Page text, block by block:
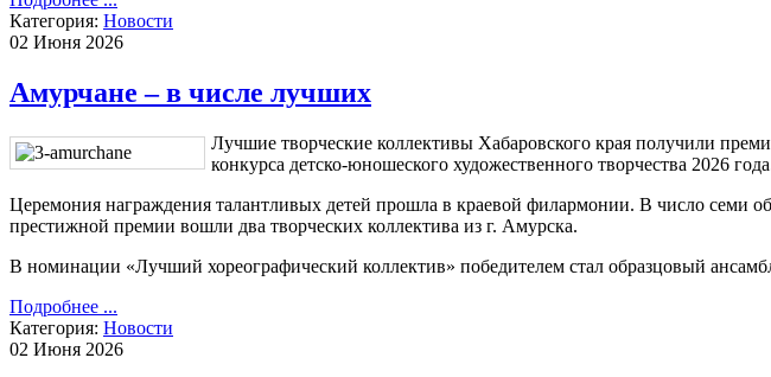
Категория: Новости
02 Июня 2026
Амурчане – в числе лучших
Лучшие творческие коллективы Хабаровского края получили
конкурса детско-юношеского художественного творчества 2026
Церемония награждения талантливых детей прошла в краевой филармонии. В число семи
престижной премии вошли два творческих коллектива из г. Амурска.
В номинации «Лучший хореографический коллектив» победителем стал образцовый
Подробнее ...
Категория: Новости
02 Июня 2026